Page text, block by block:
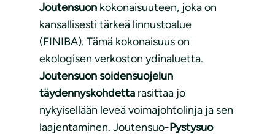
Joutensuon kokonaisuuteen, joka on
kansallisesti tärkeä linnustoalue
(FINIBA). Tämä kokonaisuus on
ekologisen verkoston ydinaluetta.
Joutensuon soidensuojelun
täydennyskohdetta rasittaa jo
nykyisellään leveä voimajohtolinja ja sen
laajentaminen. Joutensuo-Pystysuo